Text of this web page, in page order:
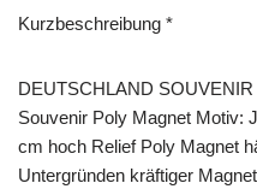
Kurzbeschreibung *
DEUTSCHLAND
Souvenir Poly Magnet Motiv:
cm hoch Relief Poly Magnet
Untergründen kräftiger